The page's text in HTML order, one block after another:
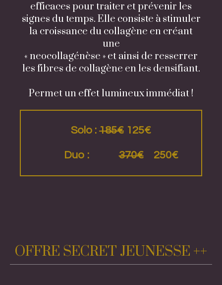
efficaces pour traiter et prévenir les
signes du temps. Elle consiste à stimuler
la croissance du collagène en créant
une
« neocollagénèse » et ainsi de resserrer
les fibres de collagène en les densifiant.
Permet un effet lumineux immédiat !
Solo : 185€ 125€
Duo :370€250€
OFFRE SECRET JEUNESSE ++